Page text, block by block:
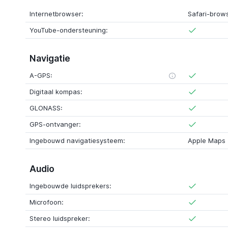
Internetbrowser:
Safari-
YouTube-ondersteuning:
Navigatie
A-GPS:
Digitaal kompas:
GLONASS:
GPS-ontvanger:
Ingebouwd navigatiesysteem:
Apple Maps
Audio
Ingebouwde luidsprekers:
Microfoon:
Stereo luidspreker: